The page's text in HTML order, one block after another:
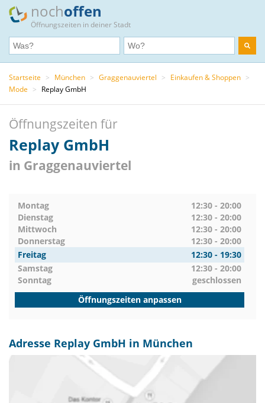
nochoffen
Öffnungszeiten in deiner Stadt
Startseite > München > Graggenauviertel > Einkaufen & Shoppen >
Mode > Replay GmbH
Öffnungszeiten für
Replay GmbH
in Graggenauviertel
Montag
12:30 - 20:00
Dienstag
12:30 - 20:00
Mittwoch
12:30 - 20:00
Donnerstag
12:30 - 20:00
Freitag
12:30 - 19:30
Samstag
12:30 - 20:00
Sonntag
geschlossen
Öffnungszeiten anpassen
Adresse Replay GmbH in München